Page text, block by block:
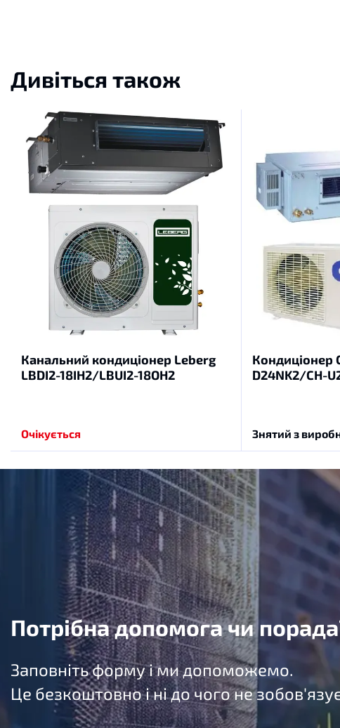
Дивіться також
Канальний кондиціонер Leberg
LBDI2-18IH2/LBUI2-18OH2
Очікується
Кондиціонер
D24NK2/CH-
Знятий з
Потрібна допомога чи
Заповніть форму і ми допоможемо.
Це безкоштовно і ні до чого не